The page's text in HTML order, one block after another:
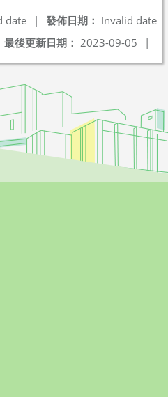
發佈日期： Invalid date
date
|
最後更新日期： 2023-09-05 |